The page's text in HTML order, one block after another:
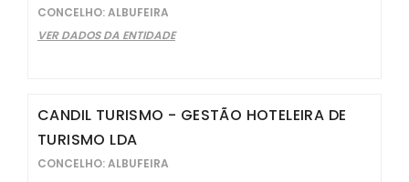
CONCELHO: ALBUFEIRA
VER DADOS DA ENTIDADE
CANDIL TURISMO - GESTÃO HOTELEIRA DE
TURISMO LDA
CONCELHO: ALBUFEIRA